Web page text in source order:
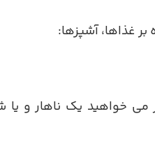
بر غذاها، آشپزها:
می خواهید یک ناهار و